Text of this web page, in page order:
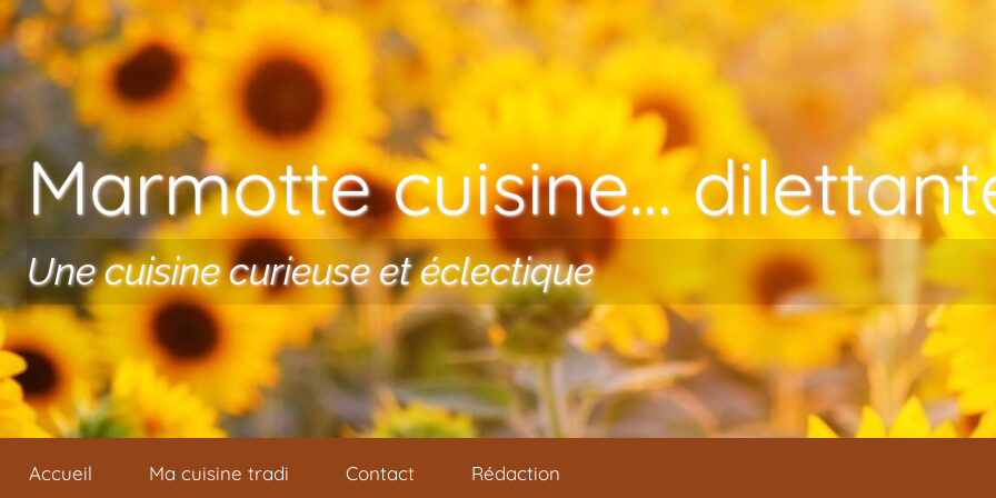
Aller au contenu
Marmotte cuisine…
Une cuisine curieuse et éclectique
Accueil Ma cuisine tradi Contact Rédaction